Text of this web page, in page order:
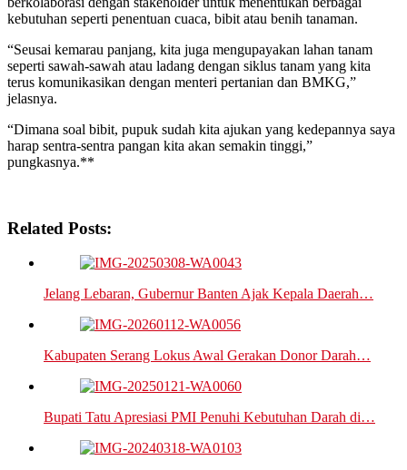
kebutuhan seperti penentuan cuaca, bibit atau benih tanaman.
“Seusai kemarau panjang, kita juga mengupayakan lahan tanam
seperti sawah-sawah atau ladang dengan siklus tanam yang kita
terus komunikasikan dengan menteri pertanian dan BMKG,”
jelasnya.
“Dimana soal bibit, pupuk sudah kita ajukan yang kedepannya saya
harap sentra-sentra pangan kita akan semakin tinggi,”
pungkasnya.**
Related Posts:
Jelang Lebaran, Gubernur Banten Ajak Kepala Daerah…
Kabupaten Serang Lokus Awal Gerakan Donor Darah…
Bupati Tatu Apresiasi PMI Penuhi Kebutuhan Darah di…